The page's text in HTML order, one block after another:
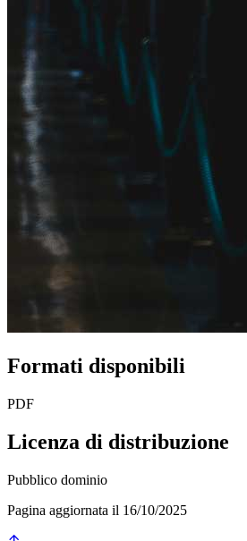
Formati disponibili
PDF
Licenza di distribuzione
Pubblico dominio
Pagina aggiornata il 16/10/2025